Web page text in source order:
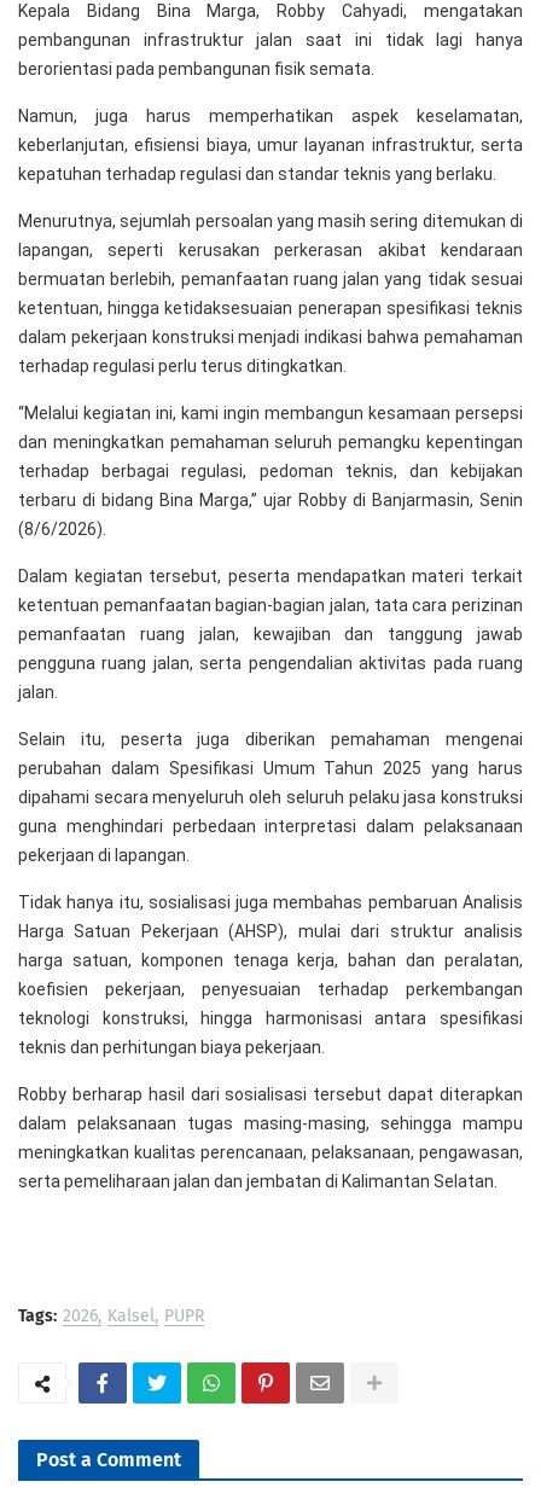
Kepala Bidang Bina Marga, Robby Cahyadi, mengatakan
pembangunan infrastruktur jalan saat ini tidak lagi hanya
berorientasi pada pembangunan fisik semata.
Namun, juga harus memperhatikan aspek keselamatan,
keberlanjutan, efisiensi biaya, umur layanan infrastruktur, serta
kepatuhan terhadap regulasi dan standar teknis yang berlaku.
Menurutnya, sejumlah persoalan yang masih sering ditemukan di
lapangan, seperti kerusakan perkerasan akibat kendaraan
bermuatan berlebih, pemanfaatan ruang jalan yang tidak sesuai
ketentuan, hingga ketidaksesuaian penerapan spesifikasi teknis
dalam pekerjaan konstruksi menjadi indikasi bahwa pemahaman
terhadap regulasi perlu terus ditingkatkan.
“Melalui kegiatan ini, kami ingin membangun kesamaan persepsi
dan meningkatkan pemahaman seluruh pemangku kepentingan
terhadap berbagai regulasi, pedoman teknis, dan kebijakan
terbaru di bidang Bina Marga,” ujar Robby di Banjarmasin, Senin
(8/6/2026).
Dalam kegiatan tersebut, peserta mendapatkan materi terkait
ketentuan pemanfaatan bagian-bagian jalan, tata cara perizinan
pemanfaatan ruang jalan, kewajiban dan tanggung jawab
pengguna ruang jalan, serta pengendalian aktivitas pada ruang
jalan.
Selain itu, peserta juga diberikan pemahaman mengenai
perubahan dalam Spesifikasi Umum Tahun 2025 yang harus
dipahami secara menyeluruh oleh seluruh pelaku jasa konstruksi
guna menghindari perbedaan interpretasi dalam pelaksanaan
pekerjaan di lapangan.
Tidak hanya itu, sosialisasi juga membahas pembaruan Analisis
Harga Satuan Pekerjaan (AHSP), mulai dari struktur analisis
harga satuan, komponen tenaga kerja, bahan dan peralatan,
koefisien pekerjaan, penyesuaian terhadap perkembangan
teknologi konstruksi, hingga harmonisasi antara spesifikasi
teknis dan perhitungan biaya pekerjaan.
Robby berharap hasil dari sosialisasi tersebut dapat diterapkan
dalam pelaksanaan tugas masing-masing, sehingga mampu
meningkatkan kualitas perencanaan, pelaksanaan, pengawasan,
serta pemeliharaan jalan dan jembatan di Kalimantan Selatan.
Tags: 2026 Kalsel PUPR
Post a Comment